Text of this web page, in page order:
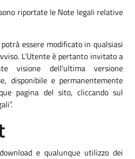
riportate le Note legali relative
essere modificato in qualsiasi
L’Utente è pertanto invitato a
visione dell’ultima versione
disponibile e permanentemente
pagina del sito, cliccando sul
e qualunque utilizzo dei